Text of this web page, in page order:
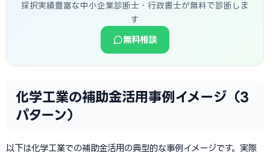
採択実績豊富な中小企業診断士・行政書士が無料で診断しま
す
無料相談
化学工業の補助金活用事例イメージ（3
パターン）
以下は化学工業での補助金活用の典型的な事例イメージです。実際